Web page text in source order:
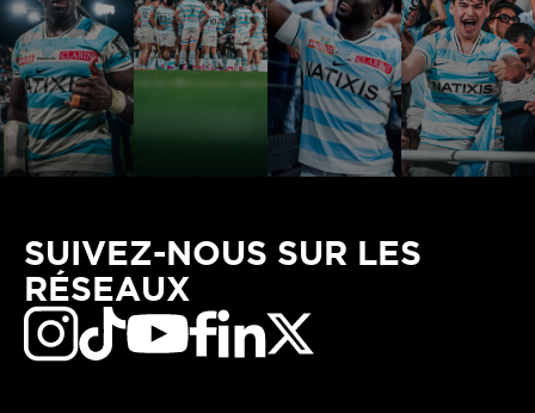
SUIVEZ-NOUS SUR LES
RÉSEAUX